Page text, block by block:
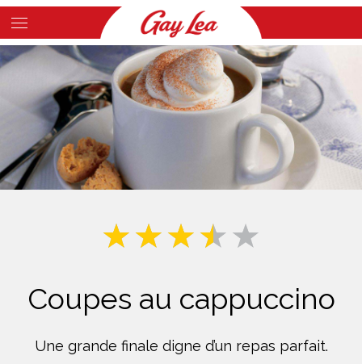
Skip
to
main
Main
Content
Coupes au cappuccino
Une grande finale digne d’un repas parfait.